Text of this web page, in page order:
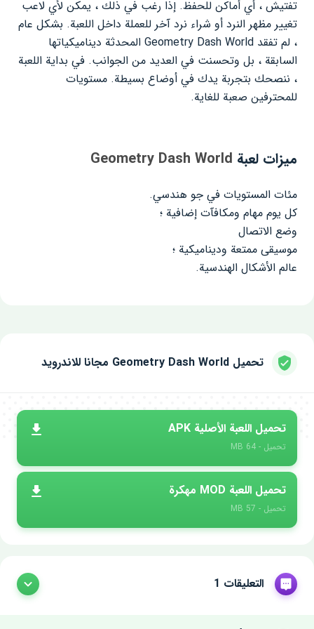
تفتيش ، أي أماكن للحفظ. إذا رغب في ذلك ، يمكن لأي لاعب
تغيير مظهر النرد أو شراء نرد آخر للعملة داخل اللعبة. بشكل عام
، لم تفقد Geometry Dash World المحدثة ديناميكياتها
السابقة ، بل وتحسنت في العديد من الجوانب. في بداية اللعبة
، ننصحك بتجربة يدك في أوضاع بسيطة. مستويات
للمحترفين صعبة للغاية.
ميزات لعبة Geometry Dash World
مئات المستويات في جو هندسي.
كل يوم مهام ومكافآت إضافية ؛
وضع الاتصال
موسيقى ممتعة وديناميكية ؛
عالم الأشكال الهندسية.
تحميل Geometry Dash World مجانا للاندرويد
تحميل اللعبة الأصلية APK
تحميل - 64 MB
تحميل اللعبة MOD مهكرة
تحميل - 57 MB
التعليقات 1